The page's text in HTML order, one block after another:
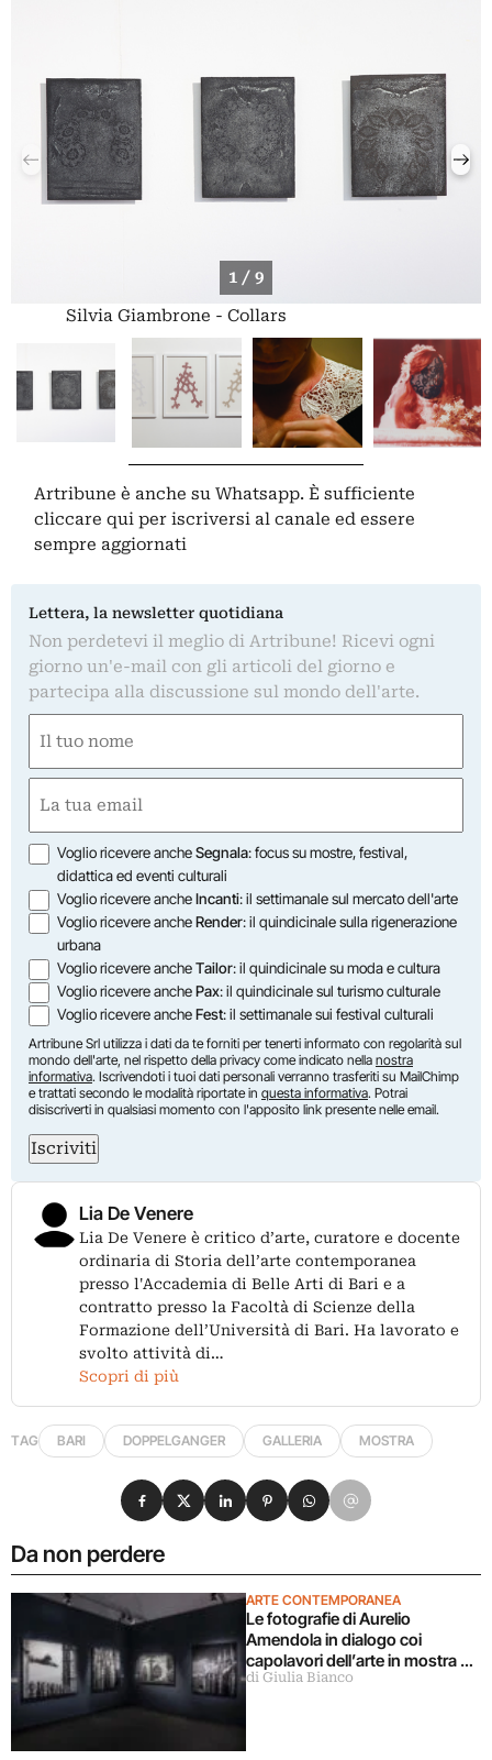
1 / 9
Silvia Giambrone - Collars
Artribune è anche su Whatsapp. È sufficiente
cliccare qui per iscriversi al canale ed essere
sempre aggiornati
Lettera, la newsletter quotidiana
Non perdetevi il meglio di Artribune! Ricevi ogni
giorno un'e-mail con gli articoli del giorno e
partecipa alla discussione sul mondo dell'arte.
(Obbligatorio)
Nome
(Obbligatorio)
Opzioni
Voglio ricevere ancheSegnala: focus su mostre, festival,
didattica ed eventi culturali
Voglio ricevere ancheIncanti: il settimanale sul mercato dell'arte
Voglio ricevere ancheRender: il quindicinale sulla rigenerazione
urbana
Voglio ricevere ancheTailor: il quindicinale su moda e cultura
Voglio ricevere anchePax: il quindicinale sul turismo culturale
Voglio ricevere ancheFest: il settimanale sui festival culturali
Artribune Srl utilizza i dati da te forniti per tenerti informato con regolarità sul
mondo dell'arte, nel rispetto della privacy come indicato nella nostra
informativa. Iscrivendoti i tuoi dati personali verranno trasferiti su MailChimp
e trattati secondo le modalità riportate in questa informativa. Potrai
disiscriverti in qualsiasi momento con l'apposito link presente nelle email.
Iscriviti
Lia De Venere
Lia De Venere è critico d’arte, curatore e docente
ordinaria di Storia dell’arte contemporanea
presso l'Accademia di Belle Arti di Bari e a
contratto presso la Facoltà di Scienze della
Formazione dell’Università di Bari. Ha lavorato e
svolto attività di…
Scopri di più
TAG BARI DOPPELGANGER GALLERIA MOSTRA
Da non perdere
ARTE CONTEMPORANEA
Le fotografie di Aurelio
Amendola in dialogo coi
capolavori dell’arte in mostra a
Milano
di Giulia Bianco
Condividi su Facebook
Condividi su X
Condividi su LinkedIn
Condividi su Pinterest
Condividi su WhatsApp
Condividi su Email